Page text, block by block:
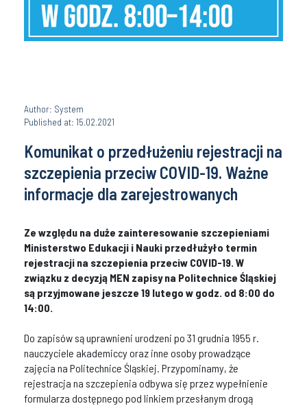
Author: System
Published at: 15.02.2021
Komunikat o przedłużeniu rejestracji na
szczepienia przeciw COVID-19. Ważne
informacje dla zarejestrowanych
Ze względu na duże zainteresowanie szczepieniami
Ministerstwo Edukacji i Nauki przedłużyło termin
rejestracji na szczepienia przeciw COVID-19. W
związku z decyzją MEN zapisy na Politechnice Śląskiej
są przyjmowane jeszcze 19 lutego w godz. od 8:00 do
14:00.
Do zapisów są uprawnieni urodzeni po 31 grudnia 1955 r.
nauczyciele akademiccy oraz inne osoby prowadzące
zajęcia na Politechnice Śląskiej. Przypominamy, że
rejestracja na szczepienia odbywa się przez wypełnienie
formularza dostępnego pod linkiem przesłanym drogą